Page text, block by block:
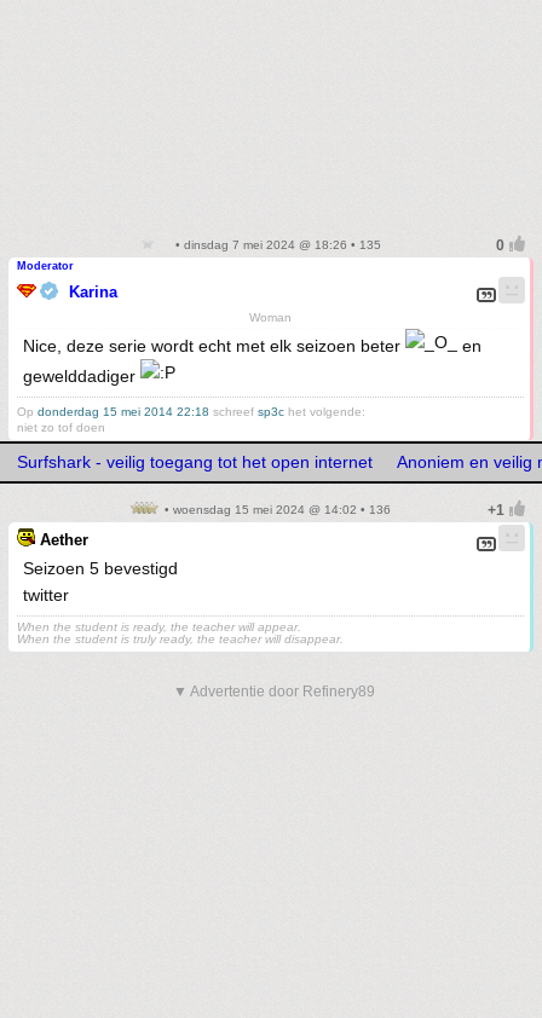
• dinsdag 7 mei 2024 @ 18:26 • 135
Moderator
Karina
Woman
Nice, deze serie wordt echt met elk seizoen beter
en
gewelddadiger
Op donderdag 15 mei 2014 22:18 schreef sp3c het volgende:
niet zo tof doen
Surfshark - veilig toegang tot het open internet Anoniem en veilig
• woensdag 15 mei 2024 @ 14:02 • 136
Aether
Seizoen 5 bevestigd
twitter
When the student is ready, the teacher will appear.
When the student is truly ready, the teacher will disappear.
▼ Advertentie door Refinery89